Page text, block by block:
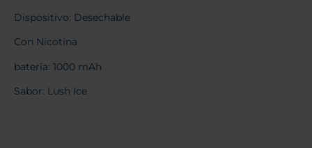
Dispositivo: Desechable
Con Nicotina
batería: 1000 mAh
Sabor: Lush Ice